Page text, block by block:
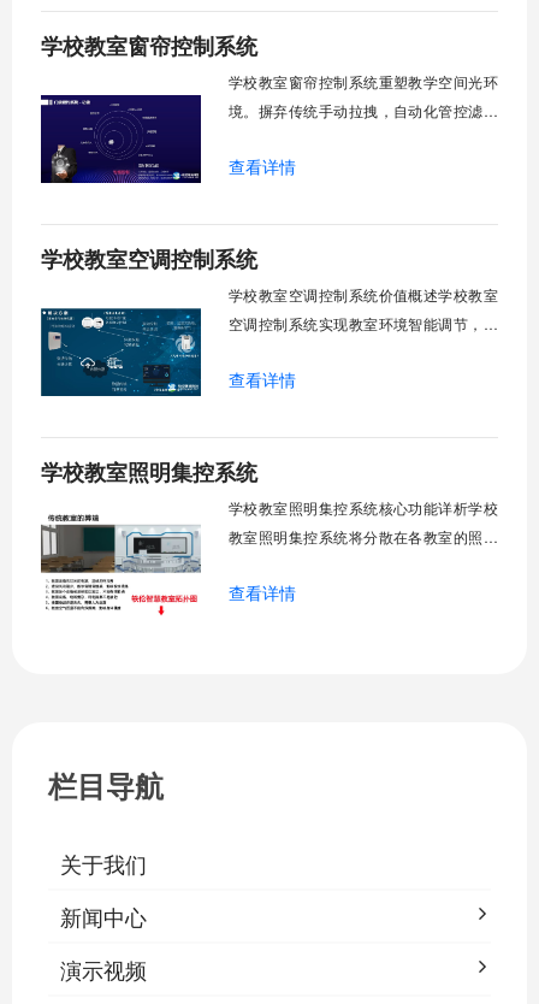
生视力健康，营造舒适教学环境。节能减
排效果显著，延长窗帘使用寿命，降低学
学校教室窗帘控制系统
学校教室窗帘控制系统重塑教学空间光环
境。摒弃传统手动拉拽，自动化管控滤除
足，节能降耗。精准适配多媒体教学、考
能智慧校园生态升级。智能光感调节1. 动
态光照追踪实时捕捉室外照度参数。光照
查看详情
学校教室空调控制系统
学校教室空调控制系统价值概述学校教室
空调控制系统实现教室环境智能调节，提
管理全校空调设备，远程监控运行状态，
警。管理人员通过平台统一管控，减少人
工巡检工作量，延长设备使用寿命，节约
查看详情
学校教室照明集控系统
学校教室照明集控系统核心功能详析学校
教室照明集控系统将分散在各教室的照明
关、按需调光、定时策略、能耗监测、故
查看详情
栏目导航
关于我们
新闻中心
演示视频